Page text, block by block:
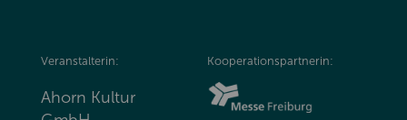
Veranstalterin:
Ahorn Kultur
Kooperationspartnerin: